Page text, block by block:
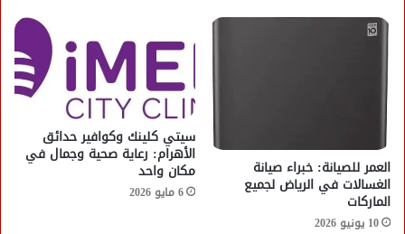
العمر للصيانة: خبراء صيانة
الغسالات في الرياض لجميع
الماركات
10 يونيو 2026
سيتي كلينك وكوافير حدائق
الأهرام: رعاية صحية وجمال في
مكان واحد
6 مايو 2026